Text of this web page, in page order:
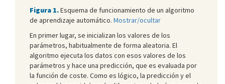
Figura 1.Esquema de funcionamiento de un algoritmo
de aprendizaje automático. Mostrar/ocultar
En primer lugar, se inicializan los valores de los
parámetros, habitualmente de forma aleatoria. El
algoritmo ejecuta los datos con esos valores de los
parámetros y hace una predicción, que es evaluada por
la función de coste. Como es lógico, la predicción y el